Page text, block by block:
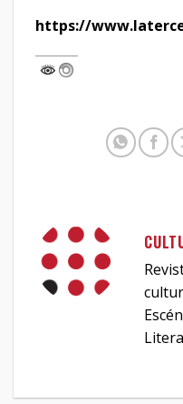
https://